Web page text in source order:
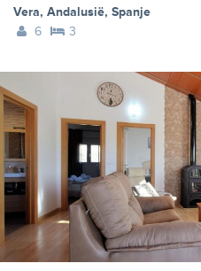
Vera, Andalusië, Spanje
6
3